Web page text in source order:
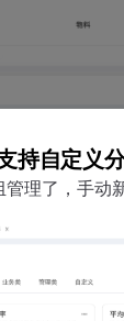
持自定义
理了，手动